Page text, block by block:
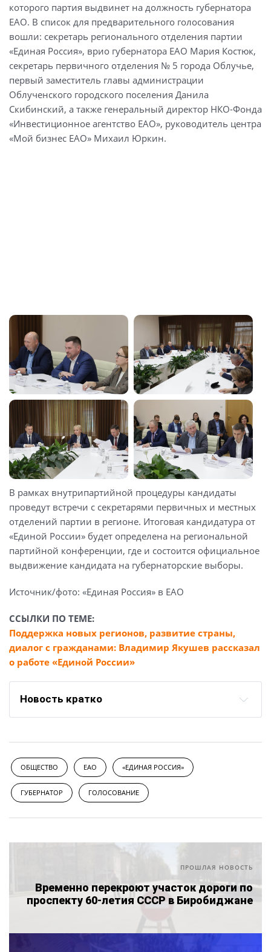
которого партия выдвинет на должность губернатора
ЕАО. В список для предварительного голосования
вошли: секретарь регионального отделения партии
«Единая Россия», врио губернатора ЕАО Мария Костюк,
секретарь первичного отделения № 5 города Облучье,
первый заместитель главы администрации
Облученского городского поселения Данила
Скибинский, а также генеральный директор НКО-Фонда
«Инвестиционное агентство ЕАО», руководитель центра
«Мой бизнес ЕАО» Михаил Юркин.
В рамках внутрипартийной процедуры кандидаты
проведут встречи с секретарями первичных и местных
отделений партии в регионе. Итоговая кандидатура от
«Единой России» будет определена на региональной
партийной конференции, где и состоится официальное
выдвижение кандидата на губернаторские выборы.
Источник/фото: «Единая Россия» в ЕАО
ССЫЛКИ ПО ТЕМЕ:
Поддержка новых регионов, развитие страны,
диалог с гражданами: Владимир Якушев рассказал
о работе «Единой России»
Новость кратко
ОБЩЕСТВО ЕАО «ЕДИНАЯ РОССИЯ»
ГУБЕРНАТОР ГОЛОСОВАНИЕ
ПРОШЛАЯ НОВОСТЬ
Временно перекроют участок дороги по
проспекту 60-летия СССР в Биробиджане